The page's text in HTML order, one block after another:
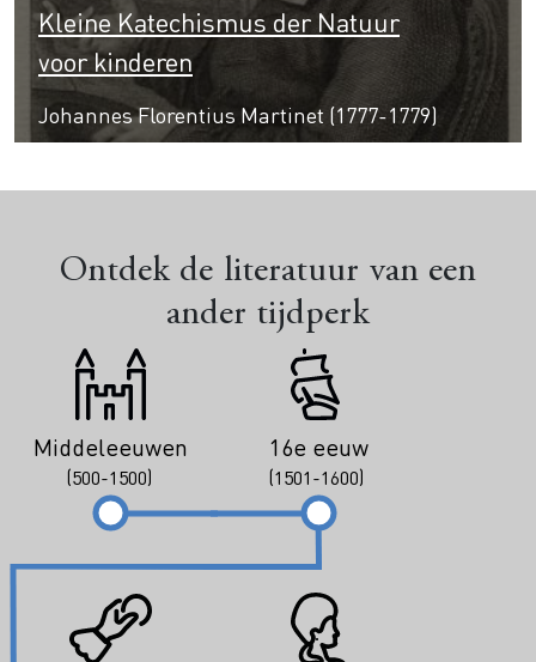
Kleine Katechismus der Natuur
voor kinderen
Johannes Florentius Martinet (1777-1779)
Ontdek de literatuur van een
ander tijdperk
Middeleeuwen
(500-1500)
16e eeuw
(1501-1600)